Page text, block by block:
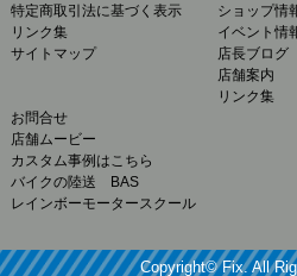
特定商取引法に基づく表示
リンク集
サイトマップ
ショップ情
イベント情
店長ブログ
店舗案内
リンク集
お問合せ
店舗ムービー
カスタム事例はこちら
バイクの陸送 BAS
レインボーモータースクール
Copyright© Fix. All